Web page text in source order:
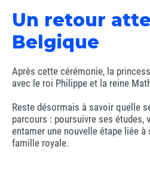
Un retour
Belgique
Après cette cérémonie, la
avec le roi Philippe et la reine
Reste désormais à savoir quelle
parcours : poursuivre ses études,
entamer une nouvelle étape liée à
famille royale.